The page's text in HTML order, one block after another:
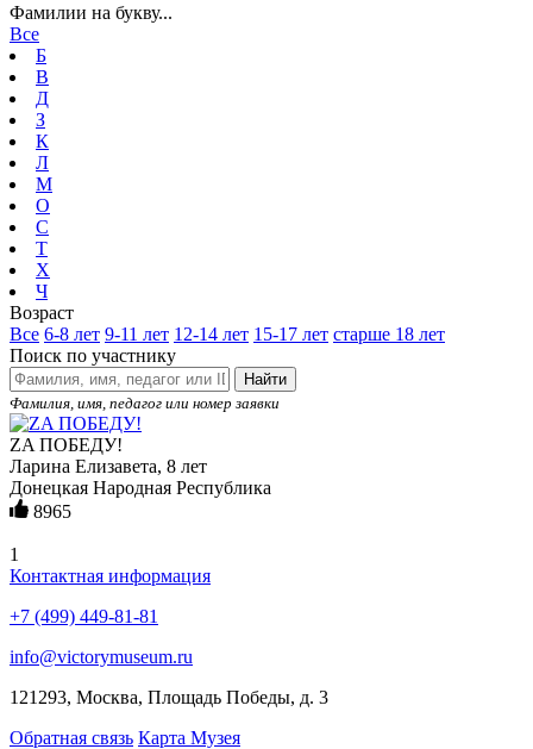
Фамилии на букву...
Все
Б
В
Д
З
К
Л
М
О
С
Т
Х
Ч
Возраст
Все 6-8 лет 9-11 лет 12-14 лет 15-17 лет старше 18 лет
Поиск по участнику
Найти
Фамилия, имя, педагог или номер заявки
ZA ПОБЕДУ!
Ларина Елизавета, 8 лет
Донецкая Народная Республика
8965
1
Контактная информация
+7 (499) 449-81-81
info@victorymuseum.ru
121293, Москва, Площадь Победы, д. 3
Обратная связь Карта Музея